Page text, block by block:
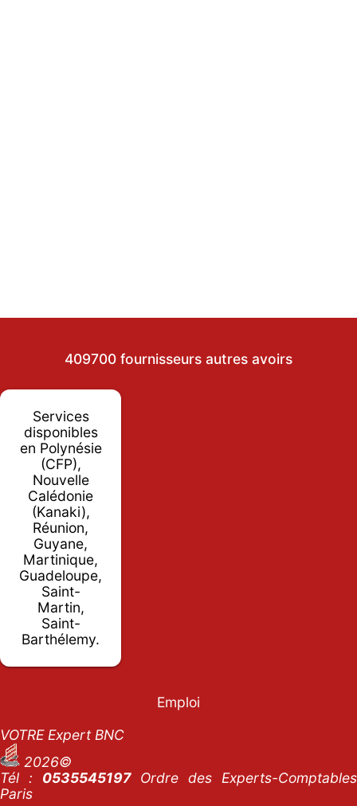
409700 fournisseurs autres avoirs
Services
disponibles
en Polynésie
(CFP),
Nouvelle
Calédonie
(Kanaki),
Réunion,
Guyane,
Martinique,
Guadeloupe,
Saint-
Martin,
Saint-
Barthélemy.
Emploi
VOTRE Expert BNC
2026©
Tél : 0535545197Ordre des Experts-Comptables
Paris